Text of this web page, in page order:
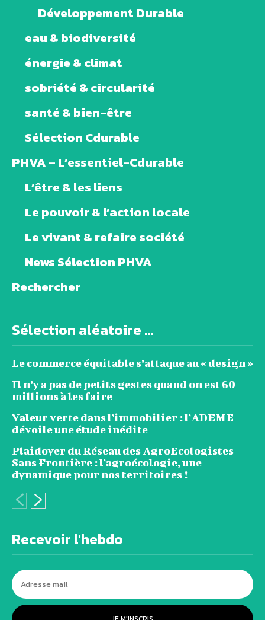
Développement Durable
eau & biodiversité
énergie & climat
sobriété & circularité
santé & bien-être
Sélection Cdurable
PHVA – L’essentiel-Cdurable
L’être & les liens
Le pouvoir & l’action locale
Le vivant & refaire société
News Sélection PHVA
Rechercher
Sélection aléatoire ...
Le commerce équitable s’attaque au « design »
Il n’y a pas de petits gestes quand on est 60
millions à les faire
Valeur verte dans l’immobilier : l’ADEME
dévoile une étude inédite
Plaidoyer du Réseau des AgroEcologistes
Sans Frontière : l’agroécologie, une
dynamique pour nos territoires !
Recevoir l'hebdo